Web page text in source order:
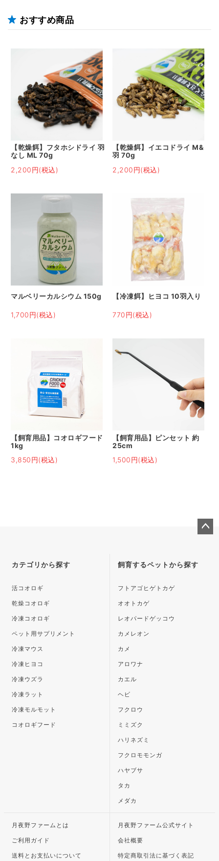
おすすめ商品
【乾燥餌】フタホシドライ 羽
なし ML 70g
2,200円(税込)
【乾燥餌】イエコドライ M&
羽 70g
2,200円(税込)
マルベリーカルシウム 150g
1,700円(税込)
【冷凍餌】ヒヨコ 10羽入り
770円(税込)
【飼育用品】コオロギフード
1kg
3,850円(税込)
【飼育用品】ピンセット 約
25cm
1,500円(税込)
カテゴリから探す
活コオロギ
乾燥コオロギ
冷凍コオロギ
ペット用サプリメント
冷凍マウス
冷凍ヒヨコ
冷凍ウズラ
冷凍ラット
冷凍モルモット
コオロギフード
飼育するペットから探す
フトアゴヒゲトカゲ
オオトカゲ
レオパードゲッコウ
カメレオン
カメ
アロワナ
カエル
ヘビ
フクロウ
ミミズク
ハリネズミ
フクロモモンガ
ハヤブサ
タカ
メダカ
月夜野ファームとは
ご利用ガイド
送料とお支払いについて
月夜野ファーム公式サイト
会社概要
特定商取引法に基づく表記